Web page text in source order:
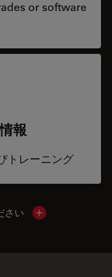
or software
報
トレーニング
さい Show local